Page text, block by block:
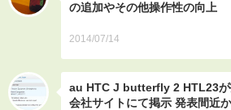
の追加やその他操作性の向上
2014/07/14
au HTC J butterfly 2 HTL23が
会社サイトにて掲示 発表間近か